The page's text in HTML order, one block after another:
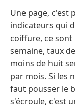
Une page, c'est
indicateurs qui
coiffure, ce
semaine, taux
moins de huit
par mois. Si les
faut pousser le
s'écroule, c'est